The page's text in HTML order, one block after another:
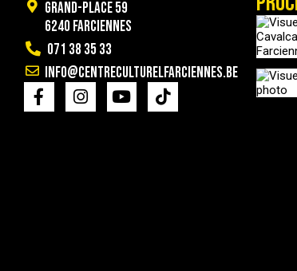
Grand-Place 59
6240 Farciennes
071 38 35 33
info@centreculturelfarciennes.be